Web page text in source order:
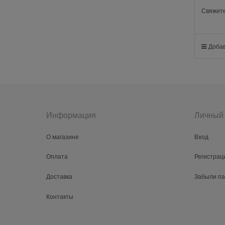
Информация
О магазине
Оплата
Доставка
Контакты
Личный
Вход
Забыли